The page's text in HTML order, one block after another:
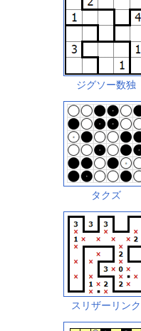
ジグソー数独
タクズ
スリザーリンク